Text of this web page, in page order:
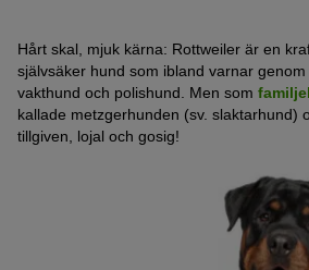
Hårt skal, mjuk kärna: Rottweiler är en
självsäker hund som ibland varnar
vakthund och polishund. Men som
kallade metzgerhunden (sv. slaktarhund)
tillgiven, lojal och gosig!